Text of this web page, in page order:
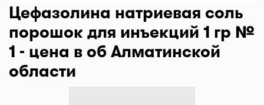
Цефазолина натриевая соль
порошок для инъекций 1 гр №
1 - цена в об Алматинской
области